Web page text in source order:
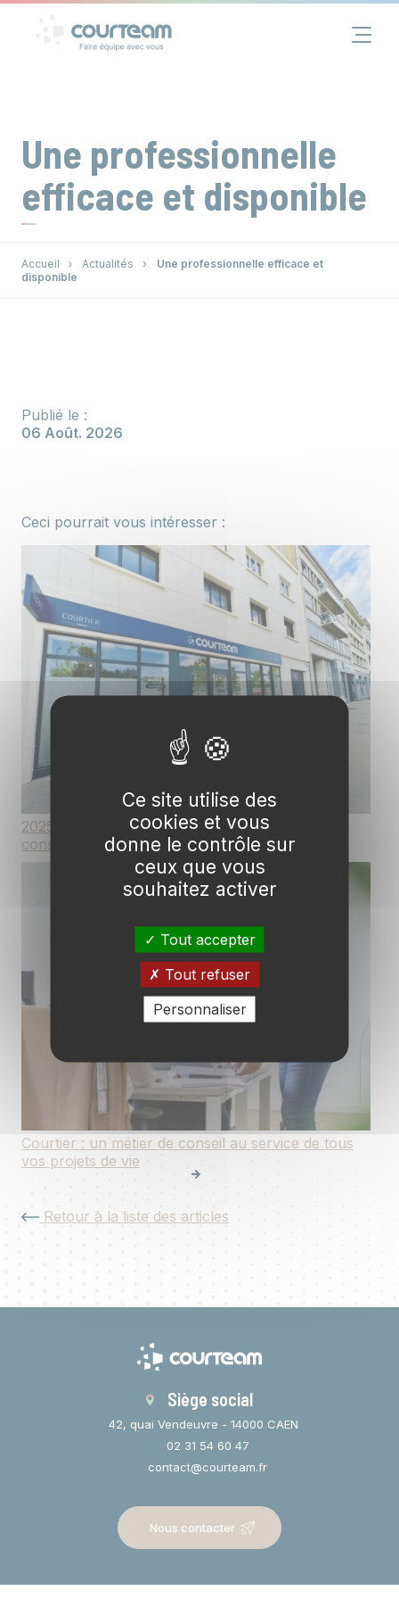
Assurance
Actualités
Une professionnelle
efficace et disponible
Accueil Actualités
Une professionnelle efficace et
disponible
Publié le :
06 Août. 2026
Ceci pourrait vous intéresser :
2025 : une année de beaux projets et de
consolidation pour Courteam
Courtier : un métier de conseil au service de tous
vos projets de vie
Retour à la liste des articles
Siège social
42, quai Vendeuvre - 14000 CAEN
02 31 54 60 47
contact@courteam.fr
Nous contacter
Panneau de gestion des cookies
Ce site utilise des
cookies et vous
donne le contrôle sur
ceux que vous
souhaitez activer
Tout accepter
Tout refuser
Personnaliser